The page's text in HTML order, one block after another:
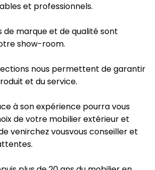
et professionnels.
de marque et de qualité sont
show-room.
nous permettent de garantir
et du service.
à son expérience pourra vous
de votre mobilier extérieur et
venirchez vousvous conseiller et